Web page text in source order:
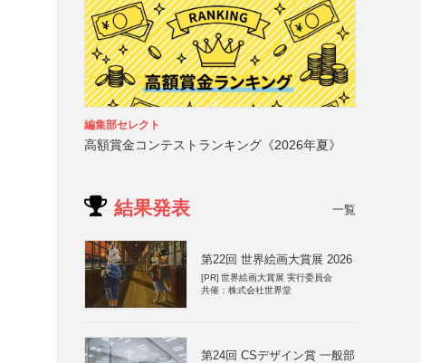
編集部セレクト
高額賞金コンテストランキング《2026年夏》
結果発表 一覧
第22回 世界絵画大賞展 2026
[PR] 世界絵画大賞展 実行委員会
共催：株式会社世界堂
第24回 CSデザイン賞 一般部